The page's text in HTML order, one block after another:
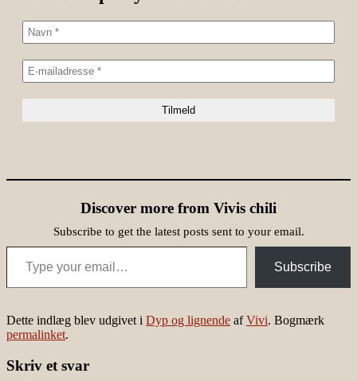
Discover more from Vivis chili
Subscribe to get the latest posts sent to your email.
Type your email…
Subscribe
Dette indlæg blev udgivet i Dyp og lignende afVivi. Bogmærk
permalinket.
Skriv et svar